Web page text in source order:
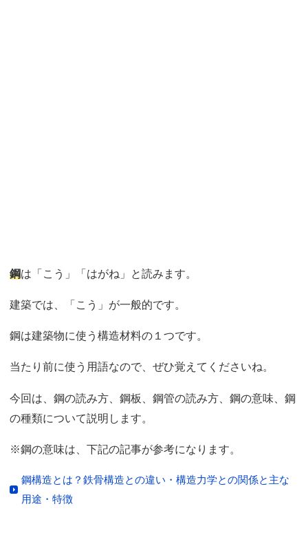
鋼は「こう」「はがね」と読みます。
建築では、「こう」が一般的です。
鋼は建築物に使う構造材料の１つです。
当たり前に使う用語なので、ぜひ覚えてくださいね。
今回は、鋼の読み方、鋼板、鋼管の読み方、鋼の意味、鋼
の種類について説明します。
※鋼の意味は、下記の記事が参考になります。
鋼構造とは？鉄骨構造との違い・構造力学との関係と主な
用途・特徴